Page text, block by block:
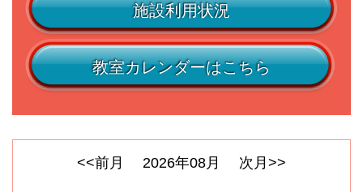
施設利用状況
教室カレンダーはこちら
<<前月 2026年08月 次月>>